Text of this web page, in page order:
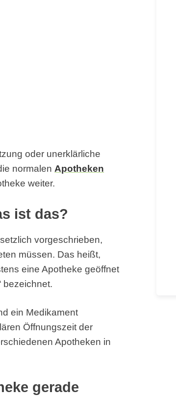
oder unerklärliche
normalen Apotheken
weiter.
ist das?
vorgeschrieben,
müssen. Das heißt,
eine Apotheke geöffnet
bezeichnet.
ein Medikament
Öffnungszeit der
Apotheken in
gerade